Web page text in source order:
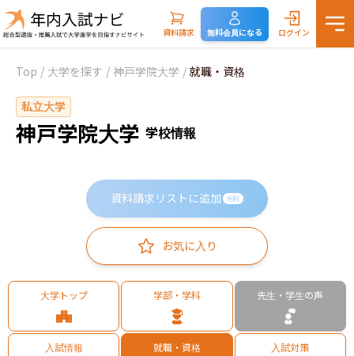
資料請求 無料会員になる ログイン
Top / 大学を探す / 神戸学院大学 / 就職・資格
私立大学
神戸学院大学 学校情報
資料請求リストに追加 無料
お気に入り
大学トップ 学部・学科 先生・学生の声
入試情報 就職・資格 入試対策